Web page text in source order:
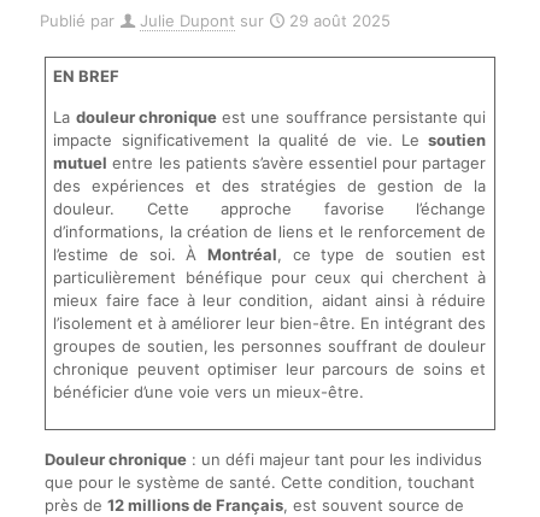
Publié par Julie Dupont sur 29 août 2025
EN BREF
La douleur chroniqueest une souffrance persistante qui
impacte significativement la qualité de vie. Lesoutien
mutuel entre les patients s’avère essentiel pour partager
des expériences et des stratégies de gestion de la
douleur. Cette approche favorise l’échange
d’informations, la création de liens et le renforcement de
l’estime de soi. À Montréal, ce type de soutien est
particulièrement bénéfique pour ceux qui cherchent à
mieux faire face à leur condition, aidant ainsi à réduire
l’isolement et à améliorer leur bien-être. En intégrant des
groupes de soutien, les personnes souffrant de douleur
chronique peuvent optimiser leur parcours de soins et
bénéficier d’une voie vers un mieux-être.
Douleur chronique: un défi majeur tant pour les individus
que pour le système de santé. Cette condition, touchant
près de 12 millions de Français, est souvent source de